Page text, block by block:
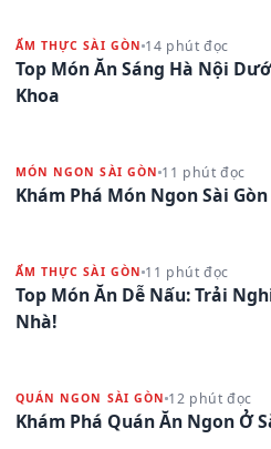
ẨM THỰC SÀI GÒN 14 phút đọc
Top Món Ăn Sáng Hà Nội
Khoa
MÓN NGON SÀI GÒN 11 phút đọc
Khám Phá Món Ngon Sài
ẨM THỰC SÀI GÒN 11 phút đọc
Top Món Ăn Dễ Nấu: Trải
Nhà!
QUÁN NGON SÀI GÒN 12 phút đọc
Khám Phá Quán Ăn Ngon Ở